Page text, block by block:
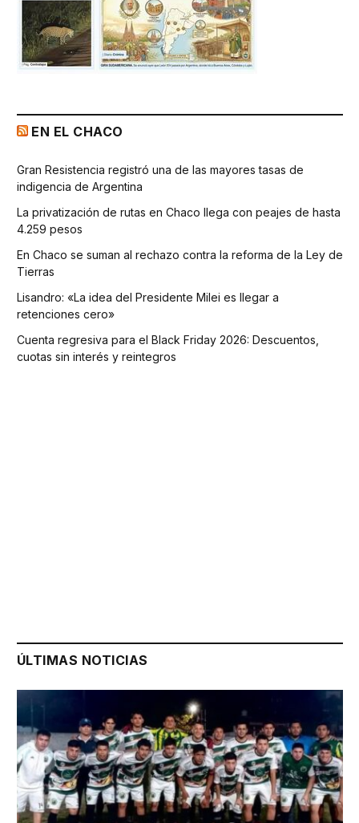
EN EL CHACO
Gran Resistencia registró una de las mayores tasas de
indigencia de Argentina
La privatización de rutas en Chaco llega con peajes de hasta
4.259 pesos
En Chaco se suman al rechazo contra la reforma de la Ley de
Tierras
Lisandro: «La idea del Presidente Milei es llegar a
retenciones cero»
Cuenta regresiva para el Black Friday 2026: Descuentos,
cuotas sin interés y reintegros
ÚLTIMAS NOTICIAS